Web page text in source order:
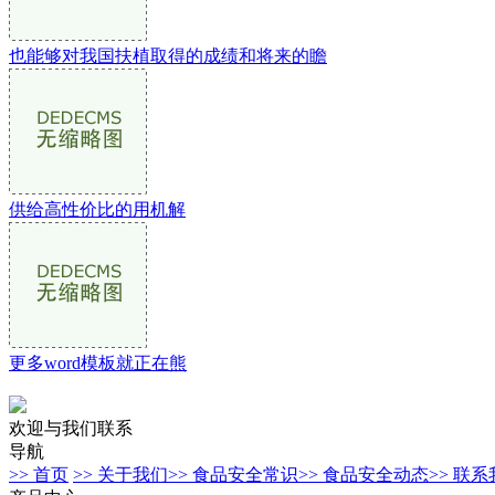
也能够对我国扶植取得的成绩和将来的瞻
供给高性价比的用机解
更多word模板就正在熊
欢迎与我们联系
导航
>> 首页 >> 关于我们>> 食品安全常识>> 食品安全动态>> 联系